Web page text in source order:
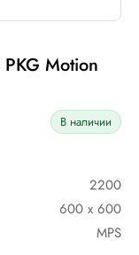
Motion
В наличии
2200
600 х 600
MPS